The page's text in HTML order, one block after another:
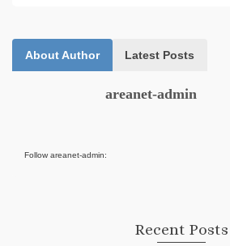
About Author Latest Posts
Follow areanet-admin:
areanet-admin
Recent Posts